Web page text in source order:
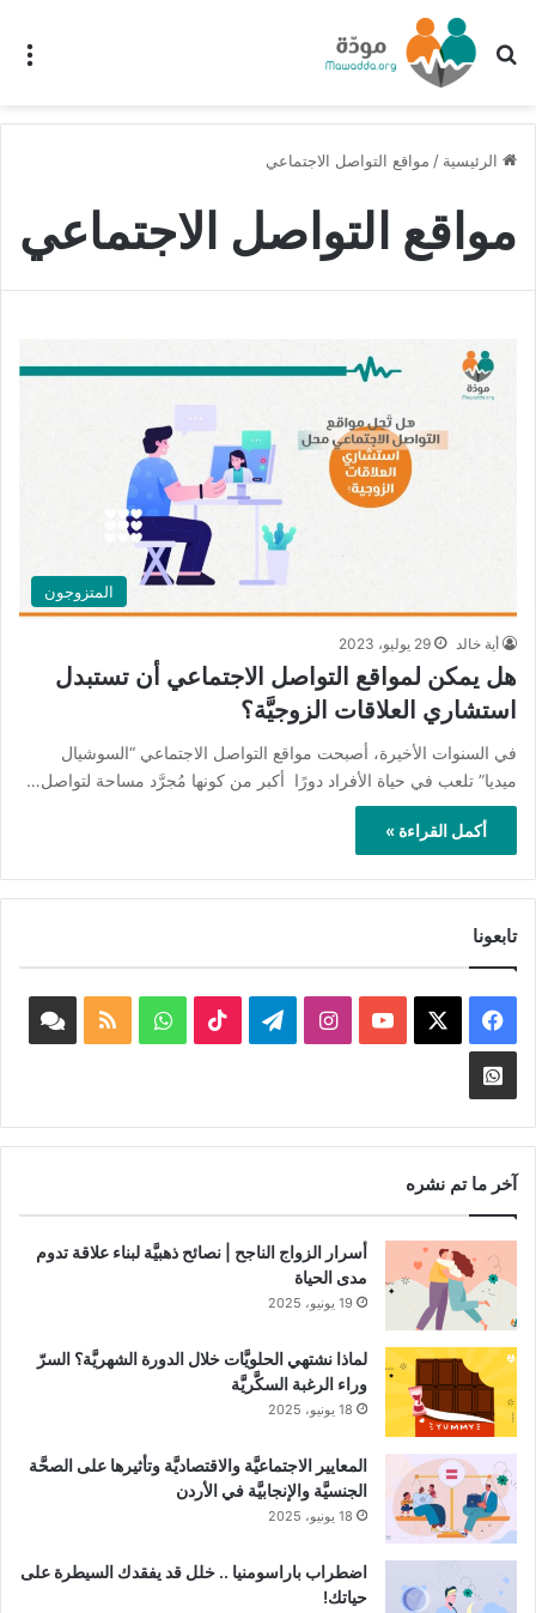
بحث عن
الرئيسية / مواقع التواصل الاجتماعي
مواقع التواصل الاجتماعي
المتزوجون
أية خالد 29 يوليو، 2023
هل يمكن لمواقع التواصل الاجتماعي أن تستبدل
استشاري العلاقات الزوجيَّة؟
في السنوات الأخيرة، أصبحت مواقع التواصل الاجتماعي “السوشيال
ميديا” تلعب في حياة الأفراد دورًا أكبر من كونها مُجرَّد مساحة لتواصل…
أكمل القراءة »
تابعونا
فيسبوك ‫YouTubeانستقرامتيلقرام ‫TikTokواتسابملخص
Whatsapp
Channel
آخر ما تم نشره
أسرار الزواج الناجح | نصائح ذهبيَّة لبناء علاقة تدوم
مدى الحياة
19 يونيو، 2025
لماذا نشتهي الحلويَّات خلال الدورة الشهريَّة؟ السرّ
وراء الرغبة السكَّريَّة
18 يونيو، 2025
المعايير الاجتماعيَّة والاقتصاديَّة وتأثيرها على الصحَّة
الجنسيَّة والإنجابيَّة في الأردن
18 يونيو، 2025
اضطراب باراسومنيا .. خلل قد يفقدك السيطرة على
حياتك!